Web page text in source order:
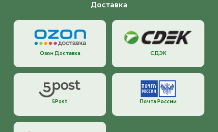
Доставка
Озон Доставка СДЭК
5Post Почта России